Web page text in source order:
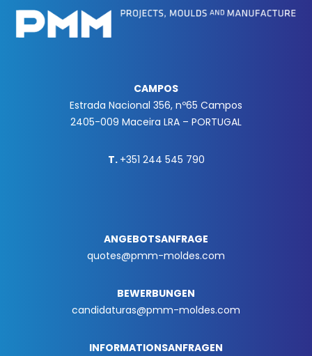
CAMPOS
Estrada Nacional 356, nº65 Campos
2405-009 Maceira LRA – PORTUGAL
T. +351 244 545 790
ANGEBOTSANFRAGE
quotes@pmm-moldes.com
BEWERBUNGEN
candidaturas@pmm-moldes.com
INFORMATIONSANFRAGEN